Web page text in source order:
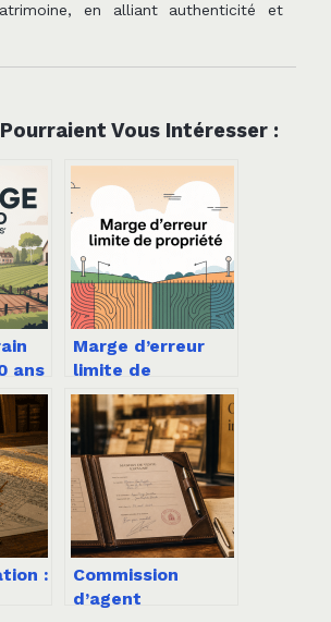
en alliant authenticité et
Vous Intéresser :
ans
Marge d’erreur
limite de
propriété : ce que
vous devez
absolument
savoir
:
Commission
d’agent